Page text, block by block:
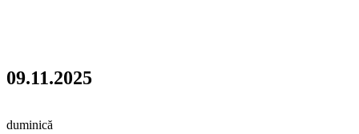
09.11.2025
duminică